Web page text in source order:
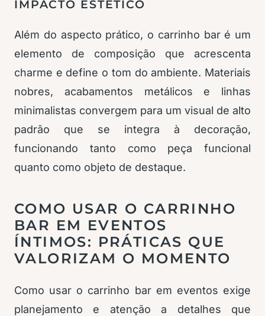
IMPACTO ESTÉTICO
Além do aspecto prático, o carrinho bar é um
elemento de composição que acrescenta
charme e define o tom do ambiente. Materiais
nobres, acabamentos metálicos e linhas
minimalistas convergem para um visual de alto
padrão que se integra à decoração,
funcionando tanto como peça funcional
quanto como objeto de destaque.
COMO USAR O CARRINHO
BAR EM EVENTOS
ÍNTIMOS: PRÁTICAS QUE
VALORIZAM O MOMENTO
Como usar o carrinho bar em eventos exige
planejamento e atenção a detalhes que